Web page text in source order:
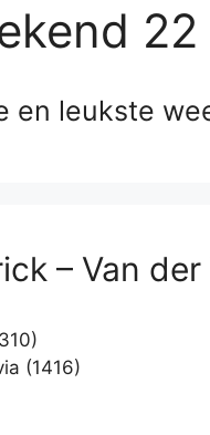
en leukste
– Van
(1416)